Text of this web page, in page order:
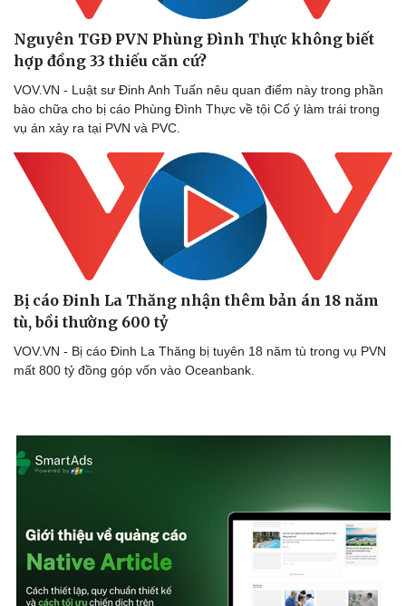
Sức khỏe
Dinh dưỡng - món ngon
Cây thuốc
Sản phụ khoa
Nhi khoa
Nam khoa
Làm đẹp - giảm cân
Phòng mạch online
Ăn sạch sống khỏe
Nhà đẹp
Blog
Nguyên TGĐ PVN Phùng Đình Thực không biết
hợp đồng 33 thiếu căn cứ?
VOV.VN - Luật sư Đinh Anh Tuấn nêu quan điểm này trong phần
bào chữa cho bị cáo Phùng Đình Thực về tội Cố ý làm trái trong
vụ án xảy ra tại PVN và PVC.
Bị cáo Đinh La Thăng nhận thêm bản án 18 năm
tù, bồi thường 600 tỷ
VOV.VN - Bị cáo Đinh La Thăng bị tuyên 18 năm tù trong vụ PVN
mất 800 tỷ đồng góp vốn vào Oceanbank.